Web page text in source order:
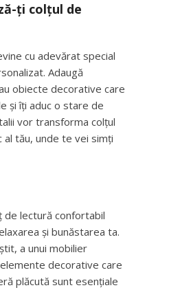
ți colțul de
cu adevărat special
Adaugă
obiecte decorative care
și îți aduc o stare de
vor transforma colțul
tău, unde te vei simți
de lectură confortabil
și bunăstarea ta.
a unui mobilier
decorative care
plăcută sunt esențiale